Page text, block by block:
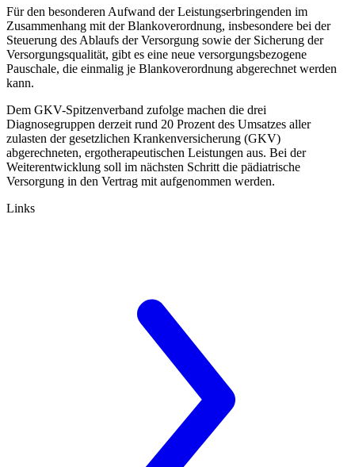
Für den besonderen Aufwand der Leistungserbringenden im
Zusammenhang mit der Blankoverordnung, insbesondere bei der
Steuerung des Ablaufs der Versorgung sowie der Sicherung der
Versorgungsqualität, gibt es eine neue versorgungsbezogene
Pauschale, die einmalig je Blankoverordnung abgerechnet werden
kann.
Dem GKV-Spitzenverband zufolge machen die drei
Diagnosegruppen derzeit rund 20 Prozent des Umsatzes aller
zulasten der gesetzlichen Krankenversicherung (GKV)
abgerechneten, ergotherapeutischen Leistungen aus. Bei der
Weiterentwicklung soll im nächsten Schritt die pädiatrische
Versorgung in den Vertrag mit aufgenommen werden.
Links